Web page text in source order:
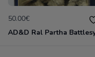
50.00€